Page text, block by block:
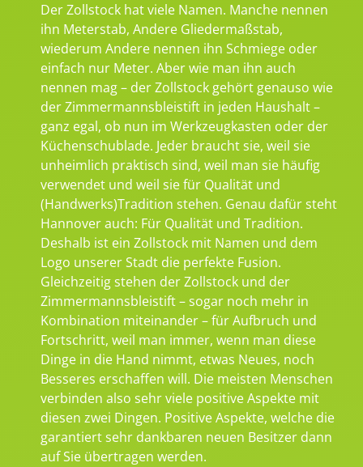
Der Zollstock hat viele Namen. Manche nennen
ihn Meterstab, Andere Gliedermaßstab,
wiederum Andere nennen ihn Schmiege oder
einfach nur Meter. Aber wie man ihn auch
nennen mag – der Zollstock gehört genauso wie
der Zimmermannsbleistift in jeden Haushalt –
ganz egal, ob nun im Werkzeugkasten oder der
Küchenschublade. Jeder braucht sie, weil sie
unheimlich praktisch sind, weil man sie häufig
verwendet und weil sie für Qualität und
(Handwerks)Tradition stehen. Genau dafür steht
Hannover auch: Für Qualität und Tradition.
Deshalb ist ein Zollstock mit Namen und dem
Logo unserer Stadt die perfekte Fusion.
Gleichzeitig stehen der Zollstock und der
Zimmermannsbleistift – sogar noch mehr in
Kombination miteinander – für Aufbruch und
Fortschritt, weil man immer, wenn man diese
Dinge in die Hand nimmt, etwas Neues, noch
Besseres erschaffen will. Die meisten Menschen
verbinden also sehr viele positive Aspekte mit
diesen zwei Dingen. Positive Aspekte, welche die
garantiert sehr dankbaren neuen Besitzer dann
auf Sie übertragen werden.